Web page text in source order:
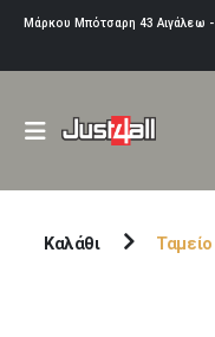
Μάρκου Μπότσαρη 43 Αιγάλεω -
Καλάθι Ταμείο